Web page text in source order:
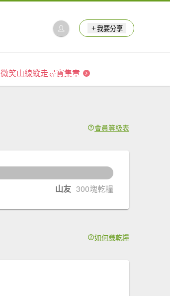
我要分享
微笑山線縱走尋寶集章
會員等級表
山友 300塊乾糧
如何賺乾糧